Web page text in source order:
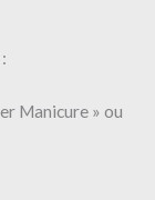
Manicure » ou